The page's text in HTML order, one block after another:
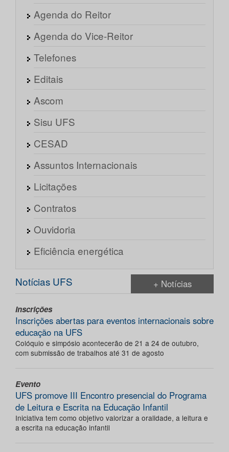
Agenda do Reitor
Agenda do Vice-Reitor
Telefones
Editais
Ascom
Sisu UFS
CESAD
Assuntos Internacionais
Licitações
Contratos
Ouvidoria
Eficiência energética
Notícias UFS + Notícias
Inscrições
Inscrições abertas para eventos internacionais sobre
educação na UFS
Colóquio e simpósio acontecerão de 21 a 24 de outubro,
com submissão de trabalhos até 31 de agosto
Evento
UFS promove III Encontro presencial do Programa
de Leitura e Escrita na Educação Infantil
Iniciativa tem como objetivo valorizar a oralidade, a leitura e
a escrita na educação infantil